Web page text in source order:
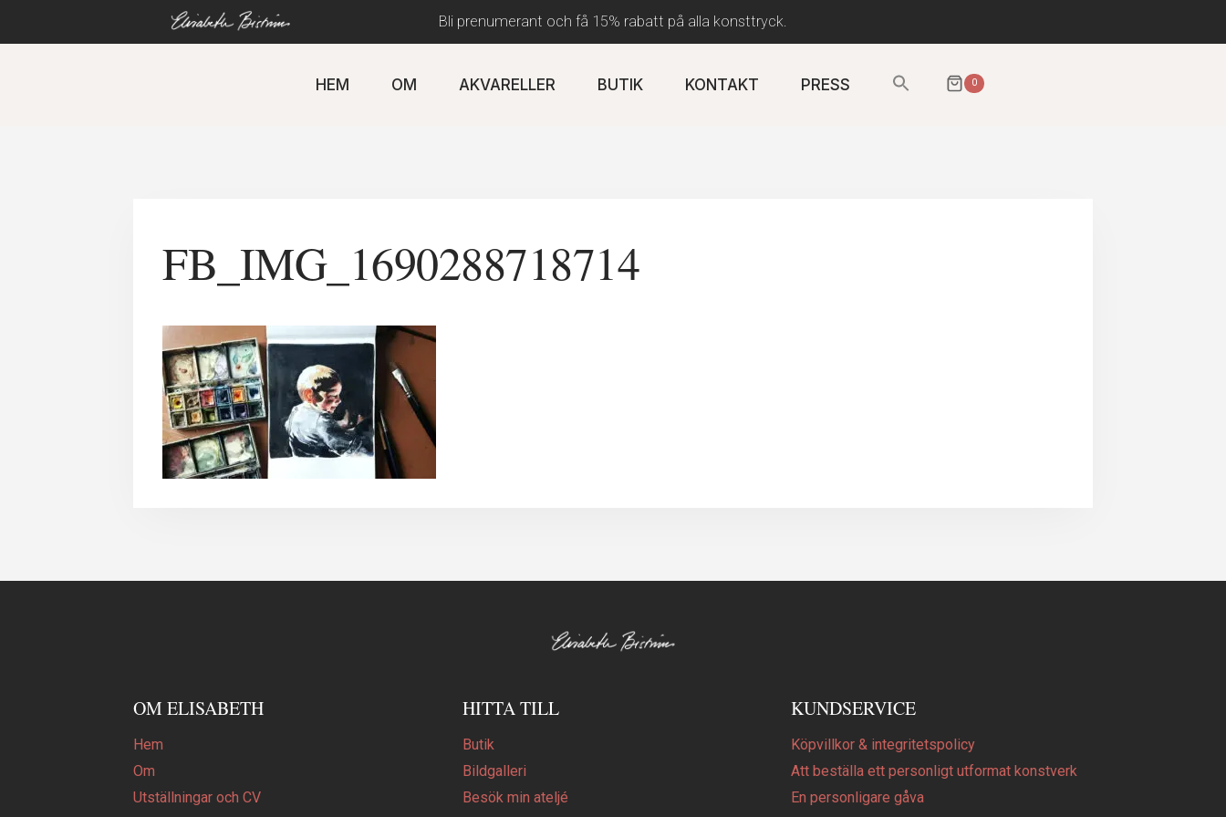
Bli prenumerant och få 15% rabatt på alla konsttryck.
HEM OM AKVARELLER BUTIK KONTAKT PRESS
Sök
efter:
0
FB_IMG_1690288718714
OM ELISABETH
Hem
Om
Utställningar och CV
HITTA TILL
Butik
Bildgalleri
Besök min ateljé
KUNDSERVICE
Köpvillkor & integritetspolicy
Att beställa ett personligt utformat konstverk
En personligare gåva